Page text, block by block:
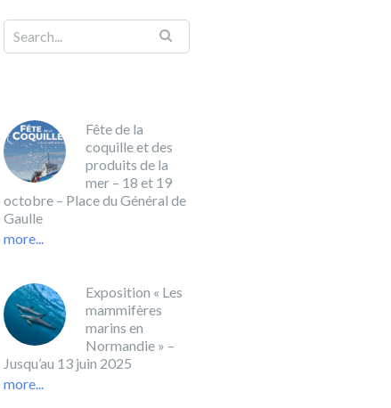
Fête de la
coquille et des
produits de la
mer – 18 et 19
octobre – Place du Général de
Gaulle
more...
Exposition « Les
mammifères
marins en
Normandie » –
Jusqu’au 13 juin 2025
more...